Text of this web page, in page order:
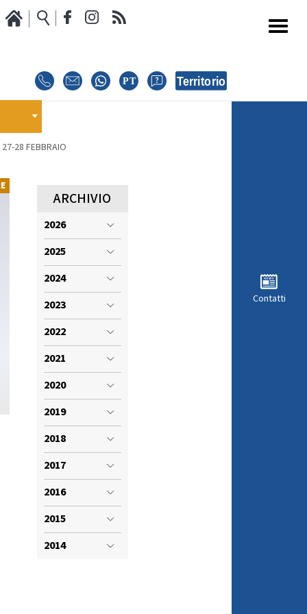
Contatti
27-28 FEBBRAIO
MODULISTICA RICHIESTA COMPETIZIONI
ISCRIZIONE COMPETIZIONI
INTERNAZIONALI
REGOLAMENTI E COMUNICAZIONI
ARCHIVIO
2026
2025
2024
2023
2022
2021
2020
2019
2018
2017
2016
2015
2014